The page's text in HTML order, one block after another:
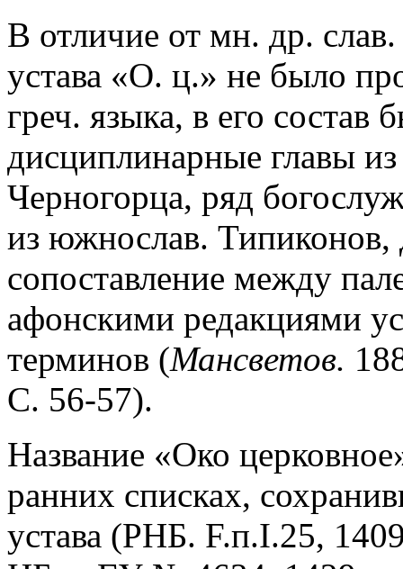
В отличие от мн. др.
устава «О. ц.» не было
греч. языка, в его состав
дисциплинарные главы
Черногорца, ряд
из южнослав. Типиконов,
сопоставление между
афонскими редакциями
терминов (Мансветов.
С. 56-57).
Название «Око
ранних списках,
устава (РНБ. F.п.I.25,